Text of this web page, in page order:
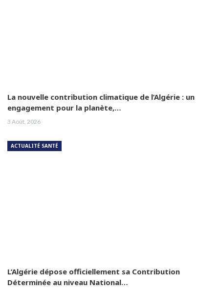
La nouvelle contribution climatique de l’Algérie : un
engagement pour la planète,…
3 Août, 2026
ACTUALITÉ SANTÉ
L’Algérie dépose officiellement sa Contribution
Déterminée au niveau National…